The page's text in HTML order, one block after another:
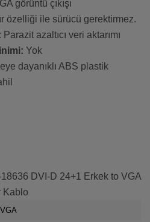
görüntü çıkışı
özelliği ile sürücü gerektirmez.
Parazit azaltıcı veri aktarımı
Yok
dayanıklı ABS plastik
DVI-D 24+1 Erkek to VGA
Kablo